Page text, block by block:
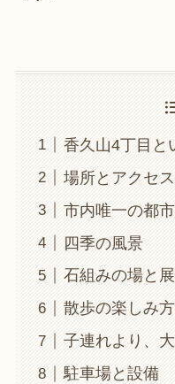
香久山4丁目と
場所とアクセス
市内唯一の都
四季の風景
石組みの場と
散歩の楽しみ方
子連れより、
駐車場と設備